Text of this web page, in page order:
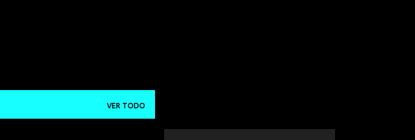
VER TODO